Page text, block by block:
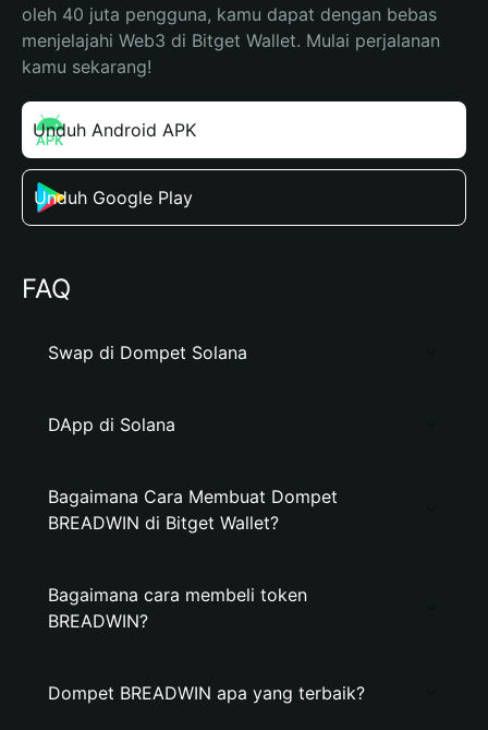
oleh 40 juta pengguna, kamu dapat dengan bebas
menjelajahi Web3 di Bitget Wallet. Mulai perjalanan
kamu sekarang!
Unduh Android APK
Unduh Google Play
FAQ
Swap di Dompet Solana
DApp di Solana
Bagaimana Cara Membuat Dompet
BREADWIN di Bitget Wallet?
Bagaimana cara membeli token
BREADWIN?
Dompet BREADWIN apa yang terbaik?